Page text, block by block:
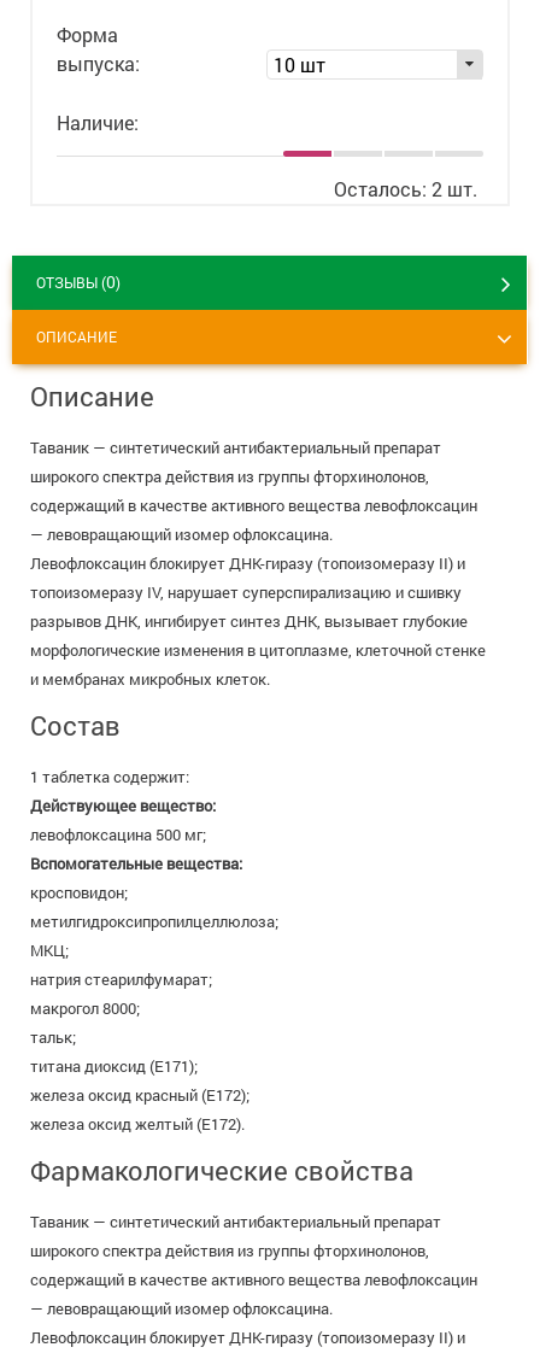
Форма
выпуска:
10 шт
Наличие:
Осталось: 2 шт.
ОТЗЫВЫ (0)
ОПИСАНИЕ
Описание
Таваник — синтетический антибактериальный препарат
широкого спектра действия из группы фторхинолонов,
содержащий в качестве активного вещества левофлоксацин
— левовращающий изомер офлоксацина.
Левофлоксацин блокирует ДНК-гиразу (топоизомеразу II) и
топоизомеразу IV, нарушает суперспирализацию и сшивку
разрывов ДНК, ингибирует синтез ДНК, вызывает глубокие
морфологические изменения в цитоплазме, клеточной стенке
и мембранах микробных клеток.
Состав
1 таблетка содержит:
Действующее вещество:
левофлоксацина 500 мг;
Вспомогательные вещества:
кросповидон;
метилгидроксипропилцеллюлоза;
МКЦ;
натрия стеарилфумарат;
макрогол 8000;
тальк;
титана диоксид (E171);
железа оксид красный (E172);
железа оксид желтый (E172).
Фармакологические свойства
Таваник — синтетический антибактериальный препарат
широкого спектра действия из группы фторхинолонов,
содержащий в качестве активного вещества левофлоксацин
— левовращающий изомер офлоксацина.
Левофлоксацин блокирует ДНК-гиразу (топоизомеразу II) и